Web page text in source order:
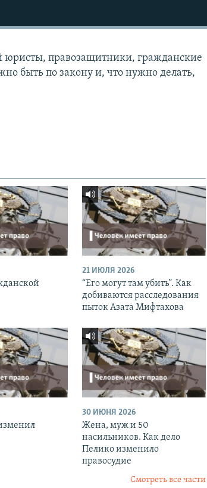
правозащитники, гражданские
быть по закону и, что нужно делать,
21 ИЮЛЯ 2026
“Его могут там убить”. Как
добиваются расследования
пыток Азата Мифтахова
30 ИЮНЯ 2026
Жена, муж и 50
насильников. Как дело
Пелико изменило
правосудие
Смотреть все части